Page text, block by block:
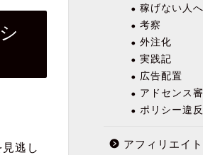
逃し
稼げない人へ
考察
外注化
実践記
広告配置
アドセンス
ポリシー違反
アフィリエイ